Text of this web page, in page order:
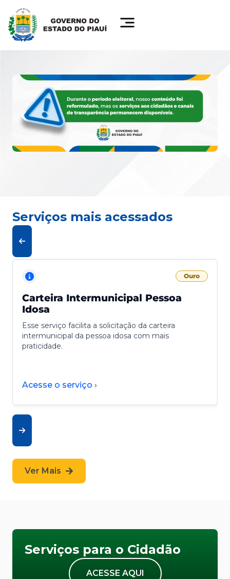
Serviços mais acessados
Ouro
Carteira Intermunicipal Pessoa
Idosa
Esse serviço facilita a solicitação da carteira
intermunicipal da pessoa idosa com mais
praticidade.
Acesse o serviço ›
Ver Mais
Serviços para o Cidadão
ACESSE AQUI